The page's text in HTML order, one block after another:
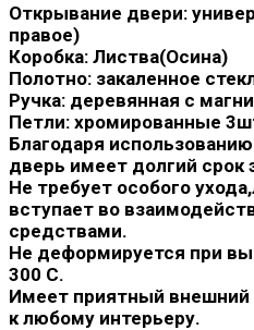
Открывание двери:
правое)
Коробка: Листва(Осина)
Полотно: закаленное
Ручка: деревянная с
Петли: хромированные
Благодаря
дверь имеет долгий срок
Не требует особого
вступает во
средствами.
Не деформируется при
300 С.
Имеет приятный внешний
к любому интерьеру.